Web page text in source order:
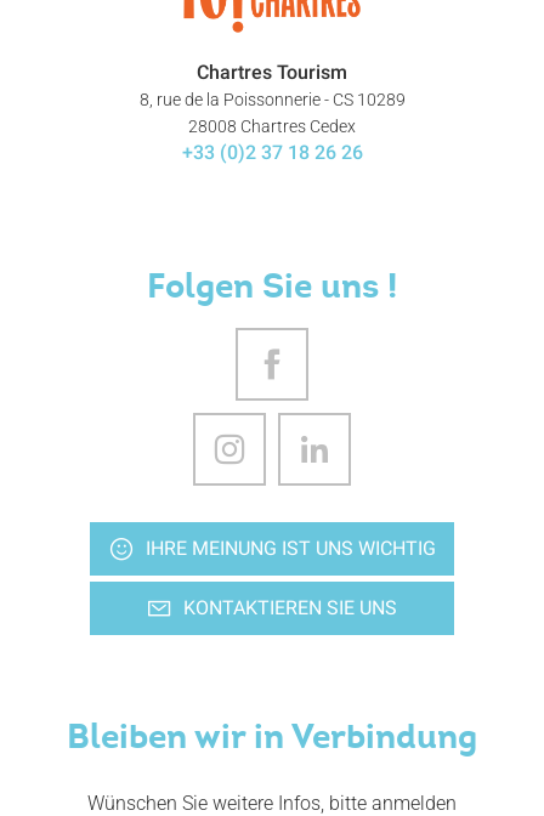
Chartres Tourism
8, rue de la Poissonnerie - CS 10289
28008 Chartres Cedex
+33 (0)2 37 18 26 26
Folgen Sie uns !
IHRE MEINUNG IST UNS WICHTIG
KONTAKTIEREN SIE UNS
Bleiben wir in Verbindung
Wünschen Sie weitere Infos, bitte anmelden